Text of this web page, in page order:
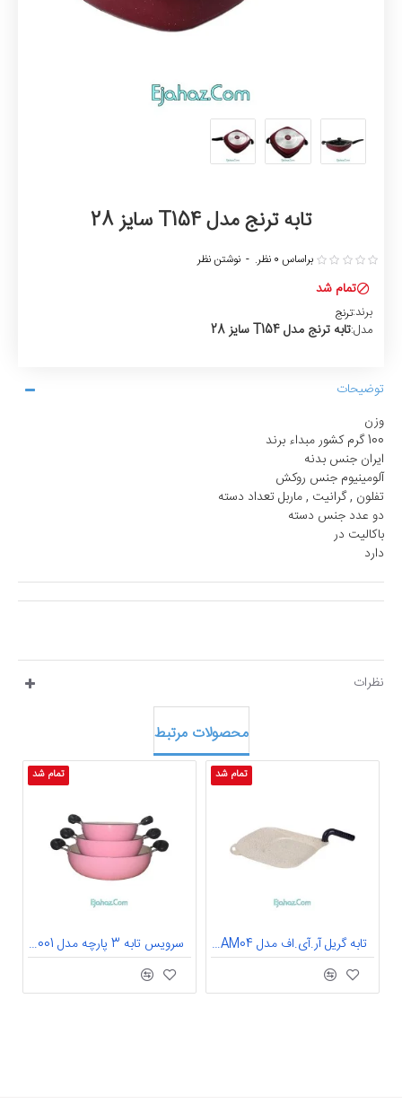
تابه ترنج مدل T154 سایز 28
تمام شد
برند:ترنج
مدل:تابه ترنج مدل T154 سایز 28
براساس 0 نظر. - نوشتن نظر
توضیحات
وزن
100 گرم کشور مبداء برند
ایران جنس بدنه
آلومینیوم جنس روکش
تفلون , گرانیت , ماربل تعداد دسته
دو عدد جنس دسته
باکالیت در
دارد
نظرات
محصولات مرتبط
تمام شد
تابه گریل آر.آی.اف مدل AM04 سرامیک
تمام شد
سرویس تابه 3 پارچه مدل S2001 گرانیت